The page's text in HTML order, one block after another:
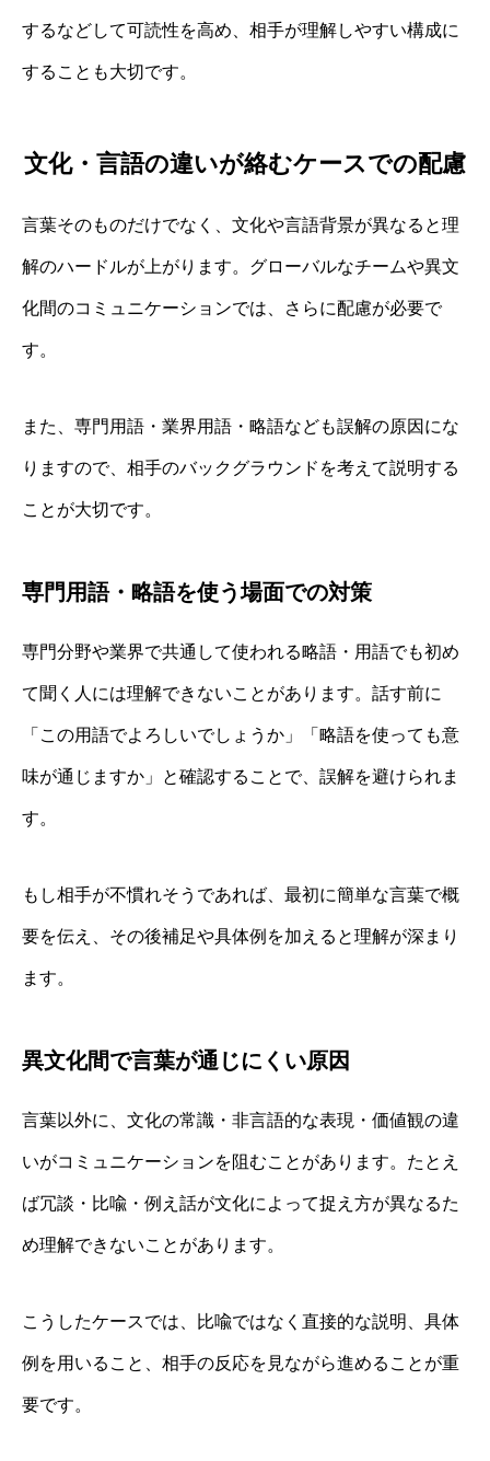
するなどして可読性を高め、相手が理解しやすい構成に
することも大切です。
文化・言語の違いが絡むケースでの配慮
言葉そのものだけでなく、文化や言語背景が異なると理
解のハードルが上がります。グローバルなチームや異文
化間のコミュニケーションでは、さらに配慮が必要で
す。
また、専門用語・業界用語・略語なども誤解の原因にな
りますので、相手のバックグラウンドを考えて説明する
ことが大切です。
専門用語・略語を使う場面での対策
専門分野や業界で共通して使われる略語・用語でも初め
て聞く人には理解できないことがあります。話す前に
「この用語でよろしいでしょうか」「略語を使っても意
味が通じますか」と確認することで、誤解を避けられま
す。
もし相手が不慣れそうであれば、最初に簡単な言葉で概
要を伝え、その後補足や具体例を加えると理解が深まり
ます。
異文化間で言葉が通じにくい原因
言葉以外に、文化の常識・非言語的な表現・価値観の違
いがコミュニケーションを阻むことがあります。たとえ
ば冗談・比喩・例え話が文化によって捉え方が異なるた
め理解できないことがあります。
こうしたケースでは、比喩ではなく直接的な説明、具体
例を用いること、相手の反応を見ながら進めることが重
要です。